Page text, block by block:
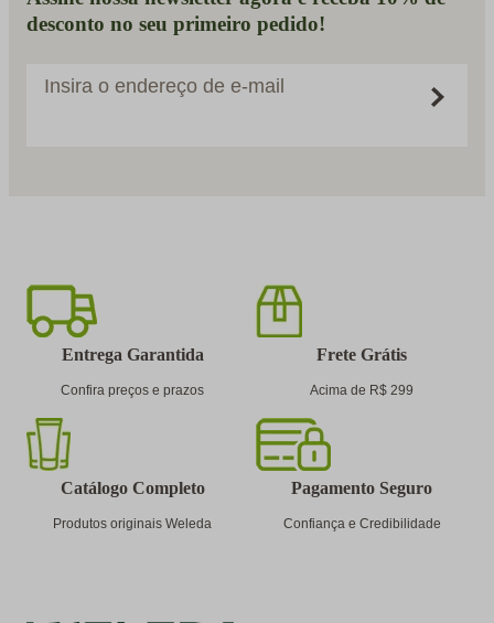
desconto no seu primeiro pedido!
Insira o endereço de e-mail
Entrega Garantida
Confira preços e prazos
Frete Grátis
Acima de R$ 299
Catálogo Completo
Produtos originais Weleda
Pagamento Seguro
Confiança e Credibilidade